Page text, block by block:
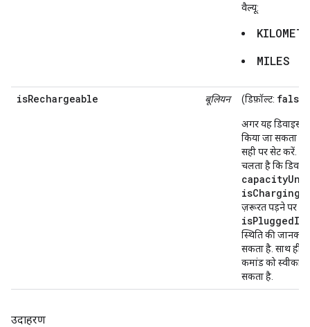
वैल्यू:
MILES
isRechargeable बूलियन (डिफ़ॉल्ट: false
अगर यह डिवाइस
किया जा सकता है,
सही पर सेट करें.
चलता है कि
isCharging
ज़रूरत पड़ने पर
isPluggedIn
स्थिति की
सकता है. साथ ही,
कमांड को स्वीकार
सकता है.
उदाहरण